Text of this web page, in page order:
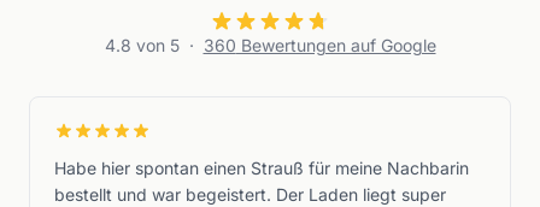
4.8 von 5 · 360 Bewertungen auf Google
Habe hier spontan einen Strauß für meine Nachbarin
bestellt und war begeistert. Der Laden liegt super